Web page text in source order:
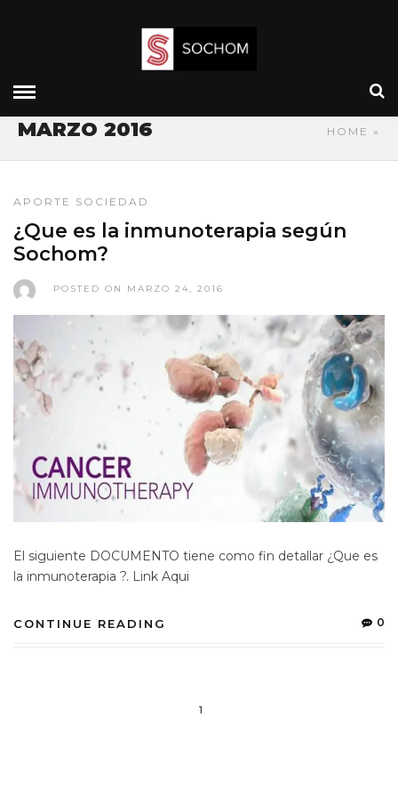
HOME »
MARZO 2016
APORTE SOCIEDAD
¿Que es la inmunoterapia según
Sochom?
POSTED ON MARZO 24, 2016
El siguiente DOCUMENTO tiene como fin detallar ¿Que es
la inmunoterapia ?. Link Aqui
CONTINUE READING 0
1